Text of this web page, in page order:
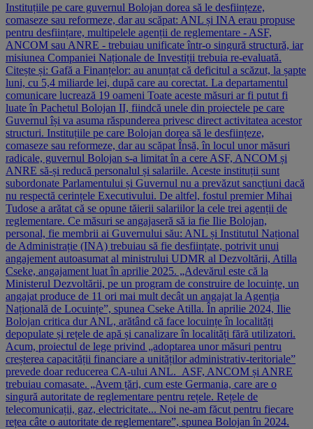
Instituțiile pe care guvernul Bolojan dorea să le desființeze,
comaseze sau reformeze, dar au scăpat: ANL și INA erau propuse
pentru desființare, multipelele agenții de reglementare - ASF,
ANCOM sau ANRE - trebuiau unificate într-o singură structură, iar
misiunea Companiei Naționale de Investiții trebuia re-evaluată.
Citește și: Gafă a Finanțelor: au anunțat că deficitul a scăzut, la șapte
luni, cu 5,4 miliarde lei, după care au corectat. La departamentul
comunicare lucrează 19 oameni Toate aceste măsuri ar fi putut fi
luate în Pachetul Bolojan II, fiindcă unele din proiectele pe care
Guvernul își va asuma răspunderea privesc direct activitatea acestor
structuri. Instituțiile pe care Bolojan dorea să le desființeze,
comaseze sau reformeze, dar au scăpat Însă, în locul unor măsuri
radicale, guvernul Bolojan s-a limitat în a cere ASF, ANCOM și
ANRE să-și reducă personalul și salariile. Aceste instituții sunt
subordonate Parlamentului și Guvernul nu a prevăzut sancțiuni dacă
nu respectă cerințele Executivului. De altfel, fostul premier Mihai
Tudose a arătat că se opune tăierii salariilor la cele trei agenții de
reglementare. Ce măsuri se angajaseră să ia fie Ilie Bolojan,
personal, fie membrii ai Guvernului său: ANL și Institutul Național
de Administrație (INA) trebuiau să fie desființate, potrivit unui
angajement autoasumat al ministrului UDMR al Dezvoltării, Atilla
Cseke, angajament luat în aprilie 2025. „Adevărul este că la
Ministerul Dezvoltării, pe un program de construire de locuințe, un
angajat produce de 11 ori mai mult decât un angajat la Agenția
Națională de Locuințe”, spunea Cseke Atilla. În aprilie 2024, Ilie
Bolojan critica dur ANL, arătând că face locuințe în localități
depopulate și rețele de apă și canalizare în localități fără utilizatori.
Acum, proiectul de lege privind „adoptarea unor măsuri pentru
creșterea capacității financiare a unităților administrativ-teritoriale”
prevede doar reducerea CA-ului ANL. ASF, ANCOM și ANRE
trebuiau comasate. „Avem țări, cum este Germania, care are o
singură autoritate de reglementare pentru rețele. Rețele de
telecomunicații, gaz, electricitate... Noi ne-am făcut pentru fiecare
rețea câte o autoritate de reglementare”, spunea Bolojan în 2024.